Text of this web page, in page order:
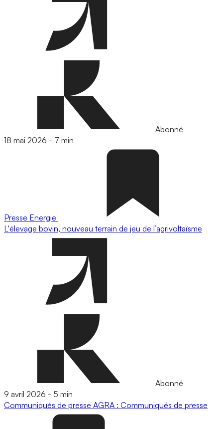
Abonné
18 mai 2026 - 7 min
Presse Energie
L'élevage bovin, nouveau terrain de jeu de l’agrivoltaïsme
Abonné
9 avril 2026 - 5 min
Communiqués de presse AGRA : Communiqués de presse